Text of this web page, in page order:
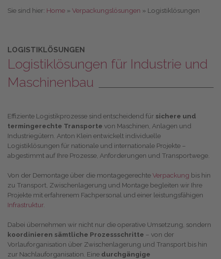
Sie sind hier: Home »Verpackungslösungen » Logistiklösungen
LOGISTIKLÖSUNGEN
Logistiklösungen für Industrie und
Maschinenbau
Effiziente Logistikprozesse sind entscheidend für sichere und
termingerechte Transporte von Maschinen, Anlagen und
Industriegütern. Anton Klein entwickelt individuelle
Logistiklösungen für nationale und internationale Projekte –
abgestimmt auf Ihre Prozesse, Anforderungen und Transportwege.
Von der Demontage über die montagegerechteVerpackung bis hin
zu Transport, Zwischenlagerung und Montage begleiten wir Ihre
Projekte mit erfahrenem Fachpersonal und einer leistungsfähigen
Infrastruktur.
Dabei übernehmen wir nicht nur die operative Umsetzung, sondern
koordinieren sämtliche Prozessschritte – von der
Vorlauforganisation über Zwischenlagerung und Transport bis hin
zur Nachlauforganisation. Eine durchgängige